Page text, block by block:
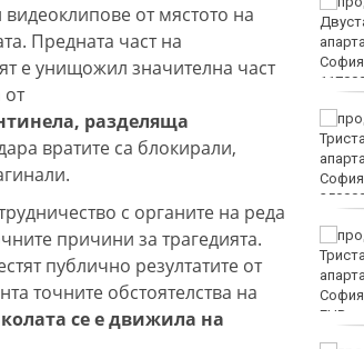
от мястото на
Предната част на
е унищожил значителна част
разделяща
вратите са блокирали,
с органите на реда
причини за трагедията.
публично резултатите от
точните обстоятелства на
колата се е движила на
август 2026
Времето във Варна на 7
август 2026
Честваме паметта на
преподобномъченик
Дометий
EUR